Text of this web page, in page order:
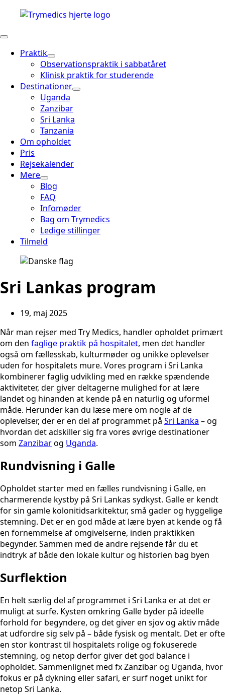
Praktik
Observationspraktik i sabbatåret
Klinisk praktik for studerende
Destinationer
Uganda
Zanzibar
Sri Lanka
Tanzania
Om opholdet
Pris
Rejsekalender
Mere
Blog
FAQ
Infomøder
Bag om Trymedics
Ledige stillinger
Tilmeld
Sri Lankas program
19, maj 2025
Når man rejser med Try Medics, handler opholdet primært
om den faglige praktik på hospitalet, men det handler
også om fællesskab, kulturmøder og unikke oplevelser
uden for hospitalets mure. Vores program i Sri Lanka
kombinerer faglig udvikling med en række spændende
aktiviteter, der giver deltagerne mulighed for at lære
landet og hinanden at kende på en naturlig og uformel
måde. Herunder kan du læse mere om nogle af de
oplevelser, der er en del af programmet på Sri Lanka – og
hvordan det adskiller sig fra vores øvrige destinationer
som Zanzibarog Uganda.
Rundvisning i Galle
Opholdet starter med en fælles rundvisning i Galle, en
charmerende kystby på Sri Lankas sydkyst. Galle er kendt
for sin gamle kolonitidsarkitektur, små gader og hyggelige
stemning. Det er en god måde at lære byen at kende og få
en fornemmelse af omgivelserne, inden praktikken
begynder. Sammen med de andre rejsende får du et
indtryk af både den lokale kultur og historien bag byen
Surflektion
En helt særlig del af programmet i Sri Lanka er at det er
muligt at surfe. Kysten omkring Galle byder på ideelle
forhold for begyndere, og det giver en sjov og aktiv måde
at udfordre sig selv på – både fysisk og mentalt. Det er ofte
en stor kontrast til hospitalets rolige og fokuserede
stemning, og netop derfor giver det god balance i
opholdet. Sammenlignet med fx Zanzibar og Uganda, hvor
fokus er på dykning eller safari, er surf noget unikt for
netop Sri Lanka.